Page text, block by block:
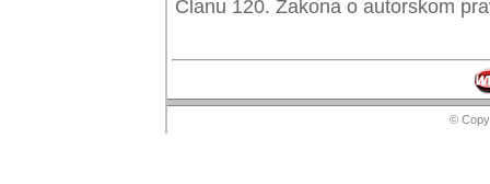
Clanu 120. Zakona o autorskom
©